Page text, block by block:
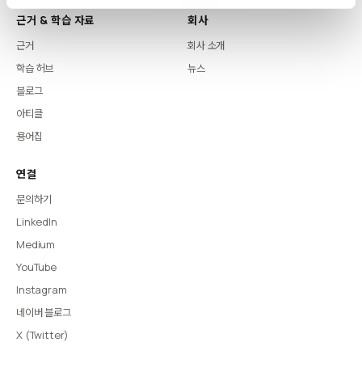
근거 & 학습 자료
근거
학습 허브
블로그
아티클
용어집
회사
회사 소개
뉴스
연결
문의하기
LinkedIn
Medium
YouTube
Instagram
네이버 블로그
X (Twitter)